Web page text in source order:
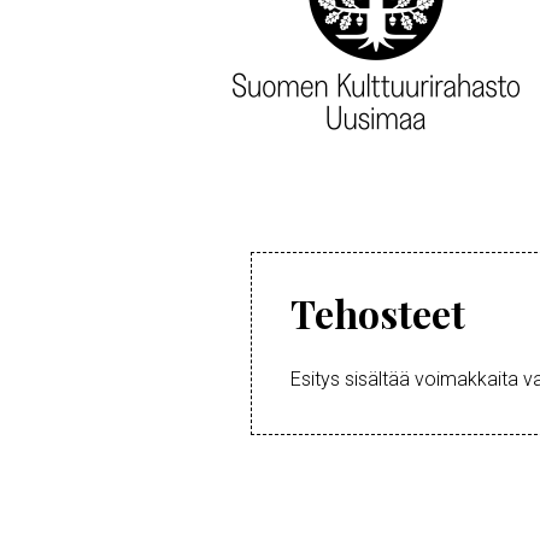
Tehosteet
Esitys sisältää voimakkaita